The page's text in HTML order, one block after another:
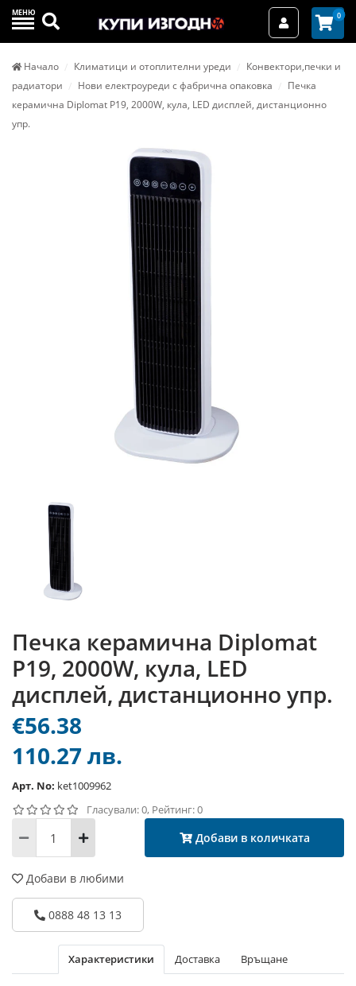
МЕНЮ Търси Вход / 0
Начало Климатици и отоплителни уреди
Конвектори,печки и
радиатори
Нови електроуреди с фабрична опаковка
Печка
керамична Diplomat P19, 2000W, кула, LED дисплей, дистанционно
упр.
Печка керамична Diplomat
P19, 2000W, кула, LED
дисплей, дистанционно упр.
€56.38
110.27 лв.
Арт. No: ket1009962
Гласували: 0, Рейтинг: 0
Добави в количката
Добави в любими
0888 48 13 13
Характеристики Доставка Връщане